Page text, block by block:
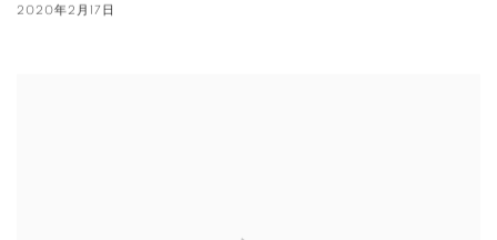
2020年2月17日